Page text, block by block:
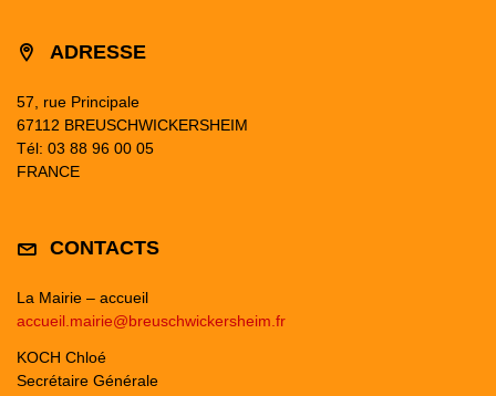
ADRESSE
57, rue Principale
67112 BREUSCHWICKERSHEIM
Tél: 03 88 96 00 05
FRANCE
CONTACTS
La Mairie – accueil
accueil.mairie@breuschwickersheim.fr
KOCH Chloé
Secrétaire Générale